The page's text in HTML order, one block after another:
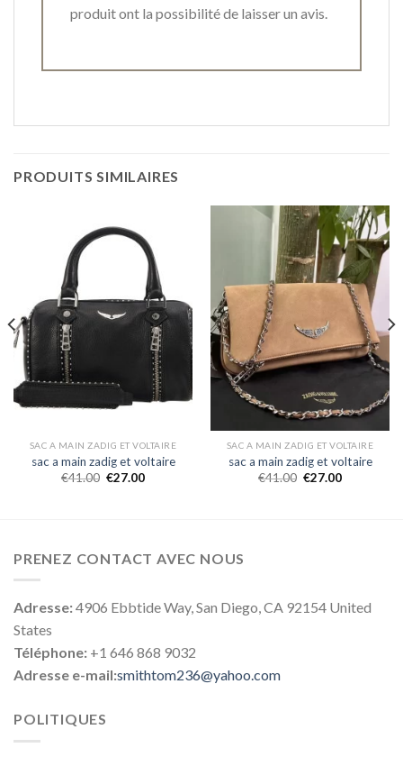
produit ont la possibilité de laisser un avis.
PRODUITS SIMILAIRES
SAC A MAIN ZADIG ET VOLTAIRE
sac a main zadig et voltaire
€41.00 €27.00
SAC A MAIN ZADIG ET VOLTAIRE
sac a main zadig et voltaire
€41.00 €27.00
PRENEZ CONTACT AVEC NOUS
Adresse:4906 Ebbtide Way, San Diego, CA 92154 United
States
Téléphone: +1 646 868 9032
Adresse e-mail:smithtom236@yahoo.com
POLITIQUES